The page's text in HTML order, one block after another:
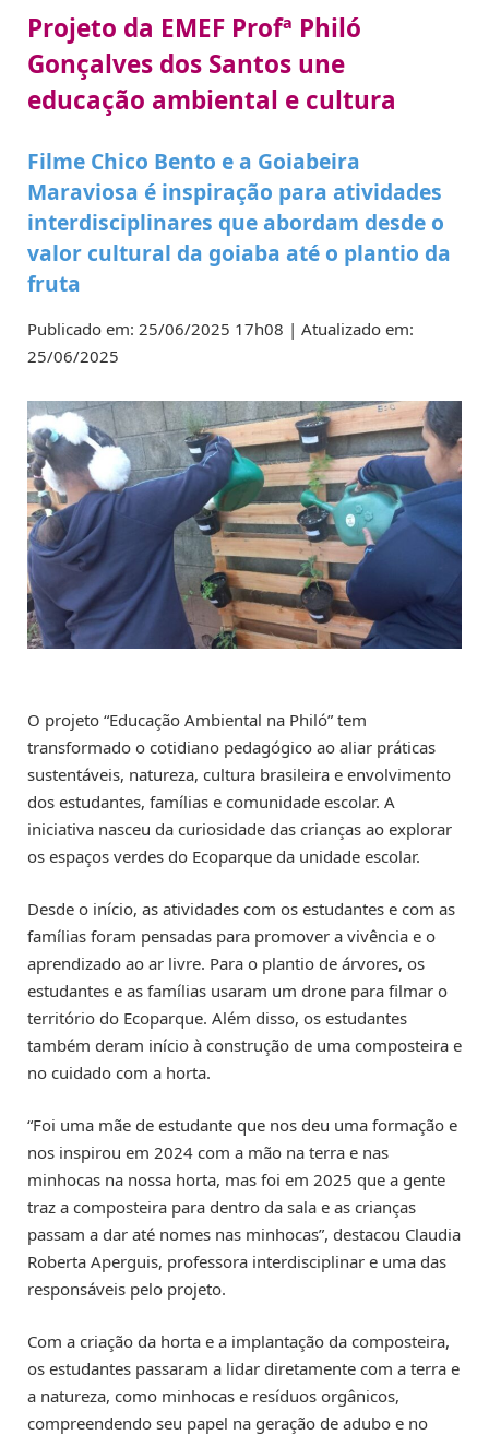
Projeto da EMEF Profª Philó
Gonçalves dos Santos une
educação ambiental e cultura
Filme Chico Bento e a Goiabeira
Maraviosa é inspiração para atividades
interdisciplinares que abordam desde o
valor cultural da goiaba até o plantio da
fruta
Publicado em: 25/06/2025 17h08 | Atualizado em:
25/06/2025
O projeto “Educação Ambiental na Philó” tem
transformado o cotidiano pedagógico ao aliar práticas
sustentáveis, natureza, cultura brasileira e envolvimento
dos estudantes, famílias e comunidade escolar. A
iniciativa nasceu da curiosidade das crianças ao explorar
os espaços verdes do Ecoparque da unidade escolar.
Desde o início, as atividades com os estudantes e com as
famílias foram pensadas para promover a vivência e o
aprendizado ao ar livre. Para o plantio de árvores, os
estudantes e as famílias usaram um drone para filmar o
território do Ecoparque. Além disso, os estudantes
também deram início à construção de uma composteira e
no cuidado com a horta.
“Foi uma mãe de estudante que nos deu uma formação e
nos inspirou em 2024 com a mão na terra e nas
minhocas na nossa horta, mas foi em 2025 que a gente
traz a composteira para dentro da sala e as crianças
passam a dar até nomes nas minhocas”, destacou Claudia
Roberta Aperguis, professora interdisciplinar e uma das
responsáveis pelo projeto.
Com a criação da horta e a implantação da composteira,
os estudantes passaram a lidar diretamente com a terra e
a natureza, como minhocas e resíduos orgânicos,
compreendendo seu papel na geração de adubo e no